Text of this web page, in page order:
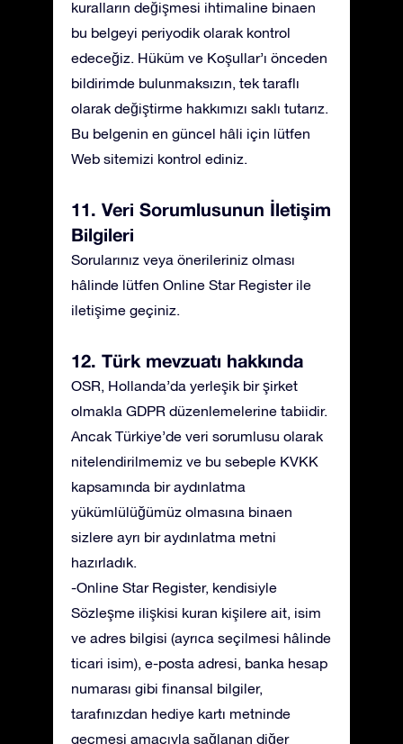
kuralların değişmesi ihtimaline binaen
bu belgeyi periyodik olarak kontrol
edeceğiz. Hüküm ve Koşullar’ı önceden
bildirimde bulunmaksızın, tek taraflı
olarak değiştirme hakkımızı saklı tutarız.
Bu belgenin en güncel hâli için lütfen
Web sitemizi kontrol ediniz.
11. Veri Sorumlusunun İletişim
Bilgileri
Sorularınız veya önerileriniz olması
hâlinde lütfen Online Star Register ile
iletişime geçiniz.
12. Türk mevzuatı hakkında
OSR, Hollanda’da yerleşik bir şirket
olmakla GDPR düzenlemelerine tabiidir.
Ancak Türkiye’de veri sorumlusu olarak
nitelendirilmemiz ve bu sebeple KVKK
kapsamında bir aydınlatma
yükümlülüğümüz olmasına binaen
sizlere ayrı bir aydınlatma metni
hazırladık.
-Online Star Register, kendisiyle
Sözleşme ilişkisi kuran kişilere ait, isim
ve adres bilgisi (ayrıca seçilmesi hâlinde
ticari isim), e-posta adresi, banka hesap
numarası gibi finansal bilgiler,
tarafınızdan hediye kartı metninde
geçmesi amacıyla sağlanan diğer